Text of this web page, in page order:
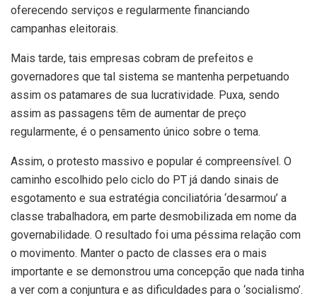
oferecendo serviços e regularmente financiando
campanhas eleitorais.
Mais tarde, tais empresas cobram de prefeitos e
governadores que tal sistema se mantenha perpetuando
assim os patamares de sua lucratividade. Puxa, sendo
assim as passagens têm de aumentar de preço
regularmente, é o pensamento único sobre o tema.
Assim, o protesto massivo e popular é compreensível. O
caminho escolhido pelo ciclo do PT já dando sinais de
esgotamento e sua estratégia conciliatória ‘desarmou’ a
classe trabalhadora, em parte desmobilizada em nome da
governabilidade. O resultado foi uma péssima relação com
o movimento. Manter o pacto de classes era o mais
importante e se demonstrou uma concepção que nada tinha
a ver com a conjuntura e as dificuldades para o ‘socialismo’.